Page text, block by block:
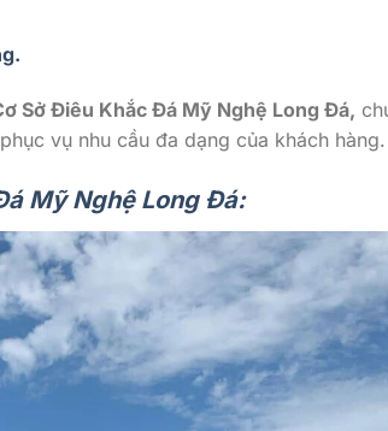
Sở Điêu Khắc Đá Mỹ Nghệ Long Đá,
vụ nhu cầu đa dạng của khách hàng.
Mỹ Nghệ Long Đá: